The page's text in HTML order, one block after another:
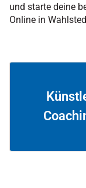
und starte deine
Online in